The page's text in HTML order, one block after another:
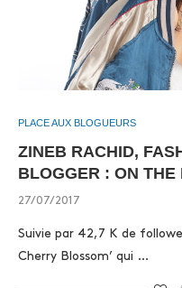
PLACE AUX BLOGUEURS
ZINEB RACHID,
BLOGGER : ON
27/07/2017
Suivie par 42,7 K de
Cherry Blossom’ qui …